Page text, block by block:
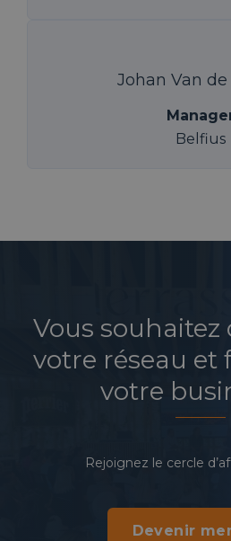
Johan Van
Belfius
Vous souhaitez
votre réseau et
votre
Rejoignez le cercle
Devenir